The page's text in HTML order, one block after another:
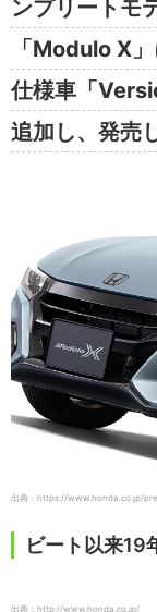
ンプリートモ
「Modulo X
仕様車「
追加し、発売
出典：https://www.honda.co.jp/
ビート以来19
出典：http://www.honda.co.jp/